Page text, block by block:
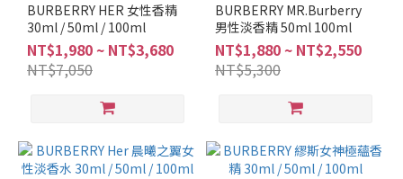
BURBERRY HER 女性香精
30ml / 50ml / 100ml
NT$1,980 ~ NT$3,680
NT$7,050
BURBERRY MR.Burberry
男性淡香精 50ml 100ml
NT$1,880 ~ NT$2,550
NT$5,300